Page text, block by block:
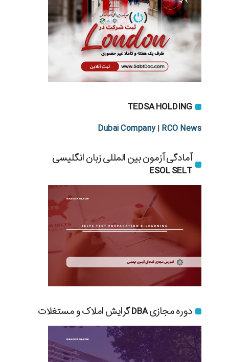
TEDSA HOLDING
Dubai Company| RCO News
آمادگی آزمون بین المللی زبان انگلیسی
ESOL SELT
دوره مجازی DBA گرایش املاک و مستغلات